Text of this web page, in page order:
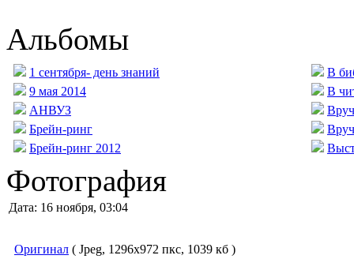
Альбомы
1 сентября- день знаний
9 мая 2014
АНВУЗ
Брейн-ринг
Брейн-ринг 2012
В
В
Фотография
Дата: 16 ноября, 03:04
Оригинал ( Jpeg, 1296x972 пкс, 1039 кб )